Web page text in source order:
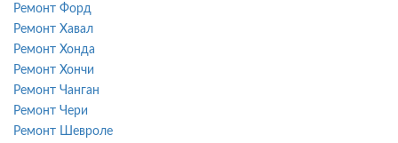
Ремонт Форд
Ремонт Хавал
Ремонт Хонда
Ремонт Хончи
Ремонт Чанган
Ремонт Чери
Ремонт Шевроле